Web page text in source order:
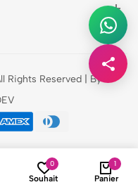
Rights Reserved | By
0
Souhait
1
Panier